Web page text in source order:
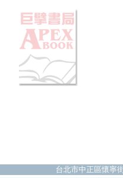
台北市中正區懷寧